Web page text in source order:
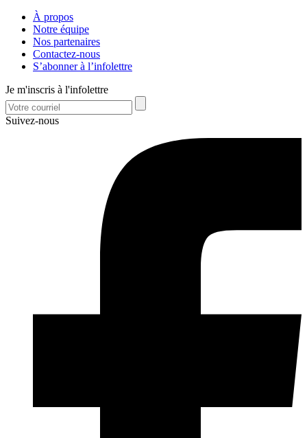
À propos
Notre équipe
Nos partenaires
Contactez-nous
S’abonner à l’infolettre
Je m'inscris à l'infolettre
Suivez-nous